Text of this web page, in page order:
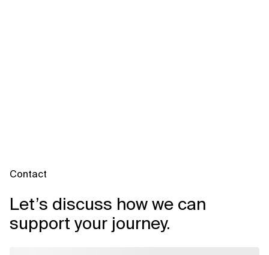
Contact
Let’s discuss how we can
support your journey.